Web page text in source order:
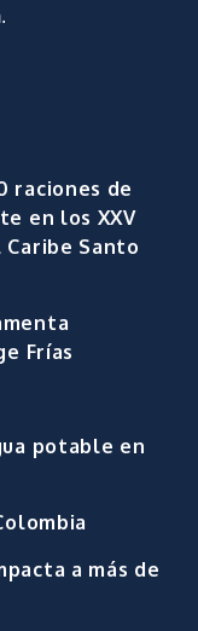
raciones de
en los XXV
Caribe Santo
Frías
potable en
a más de